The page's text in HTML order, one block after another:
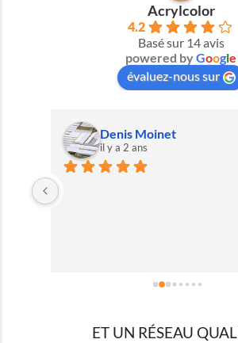
Acrylcolor
4.2
Basé sur 14 avis
powered byGoogle
évaluez-nous sur
Denis Moinet
il y a 2 ans
ET UN RÉSEAU